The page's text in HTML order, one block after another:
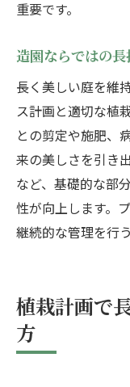
重要です。
造園ならではの
長く美しい庭を維
ス計画と適切な植
との剪定や施肥、
来の美しさを引き
など、基礎的な部
性が向上します。
継続的な管理を行
植栽計画で
方